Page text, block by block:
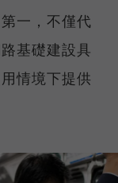
一，不僅代
基礎建設具
情境下提供